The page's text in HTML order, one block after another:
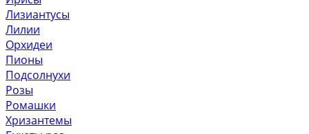
Лизиантусы
Лилии
Орхидеи
Пионы
Подсолнухи
Розы
Ромашки
Хризантемы